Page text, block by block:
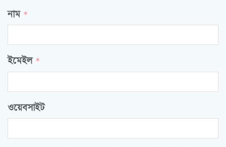
নাম *
ইমেইল *
ওয়েবসাইট